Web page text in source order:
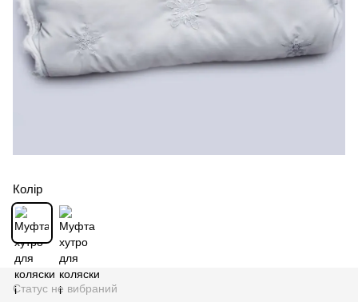
Колір
Статус не вибраний